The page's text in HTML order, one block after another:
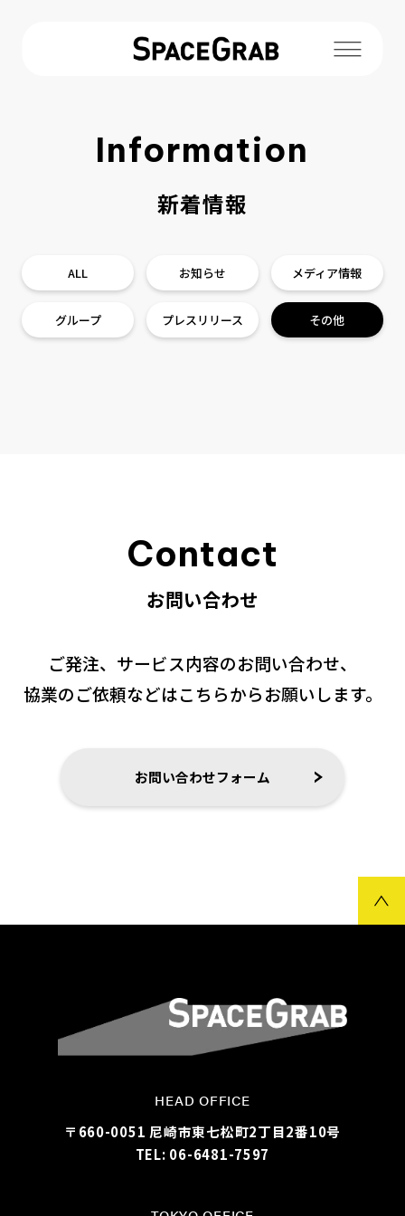
ロボティクス事業
Information
新着情報
ALL お知らせ メディア情報
グループ プレスリリース その他
Contact
お問い合わせ
ご発注、サービス内容のお問い合わせ、
協業のご依頼などはこちらからお願いします。
お問い合わせフォーム
HEAD OFFICE
〒660-0051 尼崎市東七松町2丁目2番10号
TEL: 06-6481-7597